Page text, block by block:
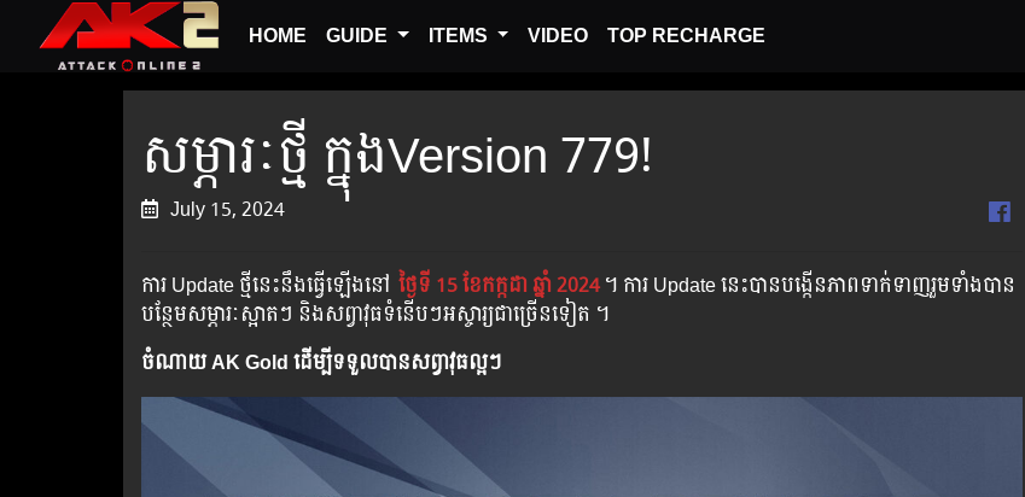
HOME GUIDE ITEMS VIDEO TOP RECHARGE
សម្ភារៈថ្មី ក្នុងVersion 779!
July 15, 2024
ការ Update ថ្មីនេះនឹងធ្វើឡើងនៅ​ ថ្ងៃទី 15 ខែកក្កដា ឆ្នាំ 2024។​​ ការ Update នេះបានបង្កើនភាពទាក់ទាញរួមទាំងបាន
បន្ថែមសម្ភារៈស្អាតៗ និងសព្វាវុធទំនើបៗអស្ចារ្យជាច្រើនទៀត ។
ចំណាយ AK Gold ដើម្បីទទួលបានសព្វាវុធល្អៗ